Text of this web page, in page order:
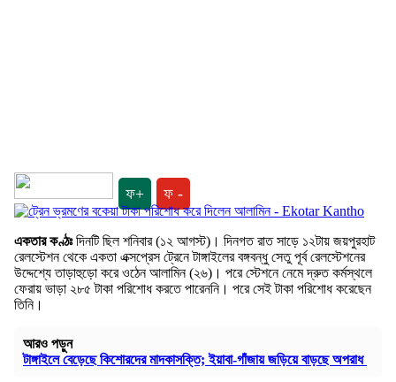
ফ+ ফ -
একতার কণ্ঠঃদিনটি ছিল শনিবার (১২ আগস্ট)। দিনগত রাত সাড়ে ১২টায় জয়পুরহাট
রেলস্টেশন থেকে একতা এক্সপ্রেস ট্রেনে টাঙ্গাইলের বঙ্গবন্ধু সেতু পূর্ব রেলস্টেশনের
উদ্দেশ্যে তাড়াহুড়ো করে ওঠেন আলামিন (২৬)। পরে স্টেশনে নেমে দ্রুত কর্মস্থলে
ফেরায় ভাড়া ২৮৫ টাকা পরিশোধ করতে পারেননি। পরে সেই টাকা পরিশোধ করেছেন
তিনি।
আরও পড়ুন
টাঙ্গাইলে বেড়েছে কিশোরদের মাদকাসক্তি; ইয়াবা-গাঁজায় জড়িয়ে বাড়ছে অপরাধ